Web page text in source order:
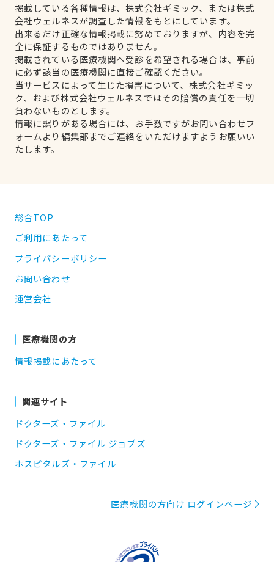
掲載している各種情報は、株式会社ギミック、または株式
会社ウェルネスが調査した情報をもとにしています。
出来るだけ正確な情報掲載に努めておりますが、内容を完
全に保証するものではありません。
掲載されている医療機関へ受診を希望される場合は、事前
に必ず該当の医療機関に直接ご確認ください。
当サービスによって生じた損害について、株式会社ギミッ
ク、および株式会社ウェルネスではその賠償の責任を一切
負わないものとします。
情報に誤りがある場合には、お手数ですがお問い合わせフ
ォームより編集部までご連絡をいただけますようお願いい
たします。
総合TOP
ご利用にあたって
プライバシーポリシー
お問い合わせ
運営会社
医療機関の方
情報掲載にあたって
関連サイト
ドクターズ・ファイル
ドクターズ・ファイル ジョブズ
ホスピタルズ・ファイル
医療機関の方向け ログインページ